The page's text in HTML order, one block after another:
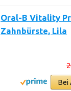
Oral-B Vitality
Zahnbürste, Lila
Bei